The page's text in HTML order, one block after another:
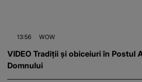
13:56 WOW
VIDEO Tradiții și obiceiuri în Postul
Domnului